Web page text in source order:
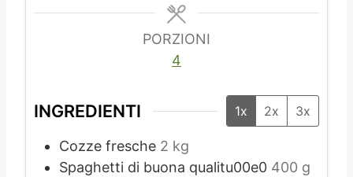
PORZIONI
4
INGREDIENTI 1x 2x 3x
Cozze fresche 2 kg
Spaghetti di buona qualitu00e0 400 g